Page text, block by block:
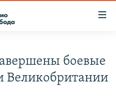
боевые